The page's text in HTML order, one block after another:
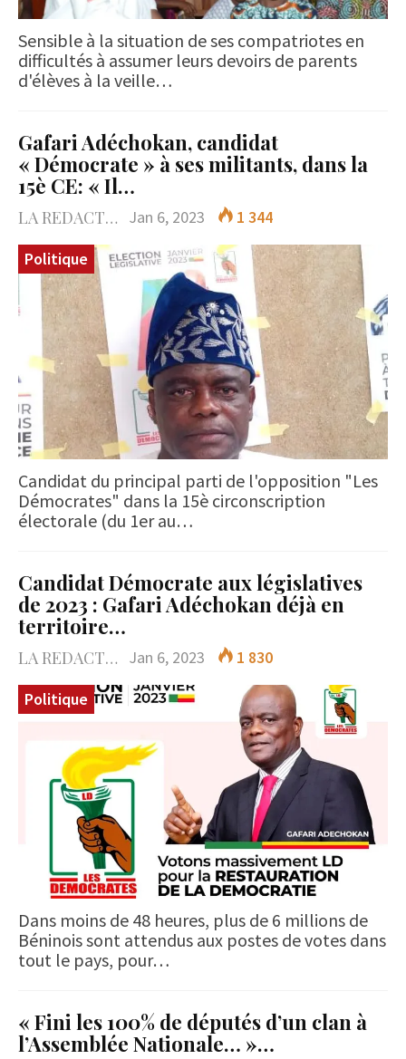
Sensible à la situation de ses compatriotes en
difficultés à assumer leurs devoirs de parents
d'élèves à la veille…
Gafari Adéchokan, candidat
« Démocrate » à ses militants, dans la
15è CE: « Il…
LA REDACTION Jan 6, 2023
1 344
Politique
Candidat du principal parti de l'opposition "Les
Démocrates" dans la 15è circonscription
électorale (du 1er au…
Candidat Démocrate aux législatives
de 2023 : Gafari Adéchokan déjà en
territoire…
LA REDACTION Jan 6, 2023
1 830
Politique
Dans moins de 48 heures, plus de 6 millions de
Béninois sont attendus aux postes de votes dans
tout le pays, pour…
« Fini les 100% de députés d’un clan à
l’Assemblée Nationale… »…